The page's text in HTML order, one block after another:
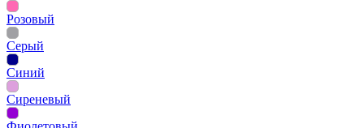
Розовый
Серый
Синий
Сиреневый